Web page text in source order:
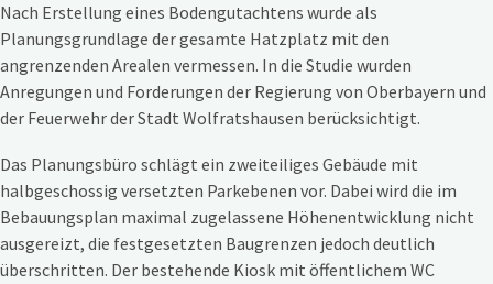
Nach Erstellung eines Bodengutachtens wurde als
Planungsgrundlage der gesamte Hatzplatz mit den
angrenzenden Arealen vermessen. In die Studie wurden
Anregungen und Forderungen der Regierung von Oberbayern und
der Feuerwehr der Stadt Wolfratshausen berücksichtigt.
Das Planungsbüro schlägt ein zweiteiliges Gebäude mit
halbgeschossig versetzten Parkebenen vor. Dabei wird die im
Bebauungsplan maximal zugelassene Höhenentwicklung nicht
ausgereizt, die festgesetzten Baugrenzen jedoch deutlich
überschritten. Der bestehende Kiosk mit öffentlichem WC